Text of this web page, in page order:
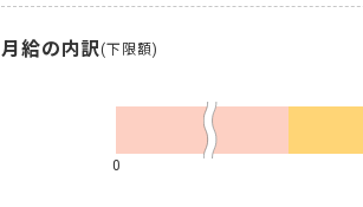
月給の内訳 (下限額)
0